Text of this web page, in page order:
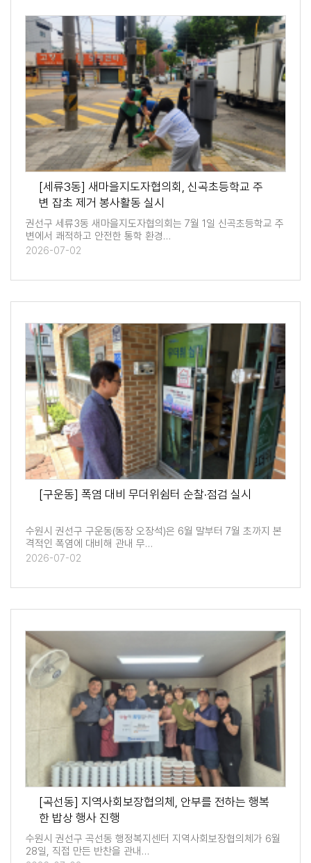
[세류3동] 새마을지도자협의회, 신곡초등학교 주
변 잡초 제거 봉사활동 실시
권선구 세류3동 새마을지도자협의회는 7월 1일 신곡초등학교 주
변에서 쾌적하고 안전한 통학 환경…
2026-07-02
[구운동] 폭염 대비 무더위쉼터 순찰·점검 실시
수원시 권선구 구운동(동장 오장석)은 6월 말부터 7월 초까지 본
격적인 폭염에 대비해 관내 무…
2026-07-02
[곡선동] 지역사회보장협의체, 안부를 전하는 행복
한 밥상 행사 진행
수원시 권선구 곡선동 행정복지센터 지역사회보장협의체가 6월
28일, 직접 만든 반찬을 관내…